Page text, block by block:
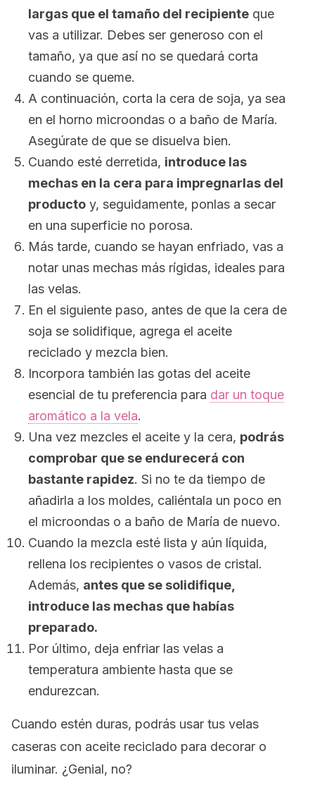
largas que el tamaño del recipiente que
vas a utilizar. Debes ser generoso con el
tamaño, ya que así no se quedará corta
cuando se queme.
A continuación, corta la cera de soja, ya sea
en el horno microondas o a baño de María.
Asegúrate de que se disuelva bien.
Cuando esté derretida, introduce las
mechas en la cera para impregnarlas del
producto y, seguidamente, ponlas a secar
en una superficie no porosa.
Más tarde, cuando se hayan enfriado, vas a
notar unas mechas más rígidas, ideales para
las velas.
En el siguiente paso, antes de que la cera de
soja se solidifique, agrega el aceite
reciclado y mezcla bien.
Incorpora también las gotas del aceite
esencial de tu preferencia para dar un toque
aromático a la vela.
Una vez mezcles el aceite y la cera, podrás
comprobar que se endurecerá con
bastante rapidez. Si no te da tiempo de
añadirla a los moldes, caliéntala un poco en
el microondas o a baño de María de nuevo.
Cuando la mezcla esté lista y aún líquida,
rellena los recipientes o vasos de cristal.
Además, antes que se solidifique,
introduce las mechas que habías
preparado.
Por último, deja enfriar las velas a
temperatura ambiente hasta que se
endurezcan.
Cuando estén duras, podrás usar tus velas
caseras con aceite reciclado para decorar o
iluminar. ¿Genial, no?